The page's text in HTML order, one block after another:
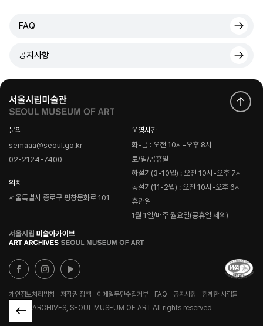
FAQ
공지사항
문의
semaaa@seoul.go.kr
02-2124-7400
위치
서울특별시 종로구 평창문화로 101
운영시간
화-금 : 오전 10시-오후 8시
토/일/공휴일
하절기(3-10월) : 오전 10시-오후 7시
동절기(11-2월) : 오전 10시-오후 6시
휴관일
1월 1일/매주 월요일(공휴일 제외)
로
고
개인정보처리방침 저작권 정책 이메일무단수집거부 FAQ 공지사항
함께한 사람들
© ART ARCHIVES, SEOUL MUSEUM OF ART All rights reserved